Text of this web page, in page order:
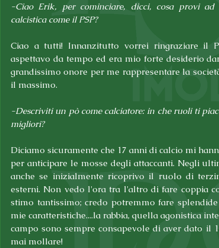
-Ciao Erik, per cominciare, dicci, cosa provi ad
calcistica come il PSP?
Ciao a tutti! Innanzitutto vorrei ringraziare il
aspettavo da tempo ed era mio forte desiderio
grandissimo onore per me rappresentare la
il massimo.
-Descriviti un pò come calciatore: in che ruoli ti
migliori?
Diciamo sicuramente che 17 anni di calcio mi
per anticipare le mosse degli attaccanti. Negli
anche se inizialmente ricoprivo il ruolo di
esterni. Non vedo l'ora tra l'altro di fare coppia
stimo tantissimo; credo potremmo fare
mie caratteristiche....la rabbia, quella agonistica
campo sono sempre consapevole di aver dato il
mai mollare!